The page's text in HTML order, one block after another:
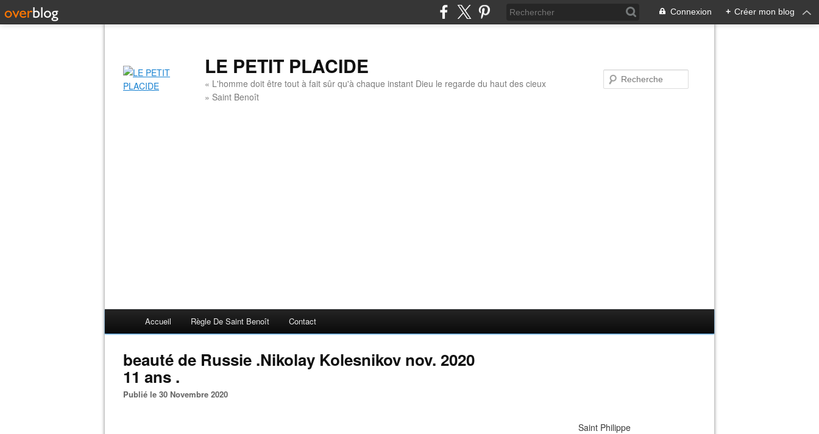
Connexion + Créer mon blog
LE PETIT PLACIDE
« L'homme doit être tout à fait sûr qu'à chaque instant Dieu le regarde du haut des cieux
» Saint Benoît
Accueil Règle De Saint Benoît Contact
beauté de Russie .Nikolay Kolesnikov nov. 2020
11 ans .
Publié le 30 Novembre 2020
Saint Philippe